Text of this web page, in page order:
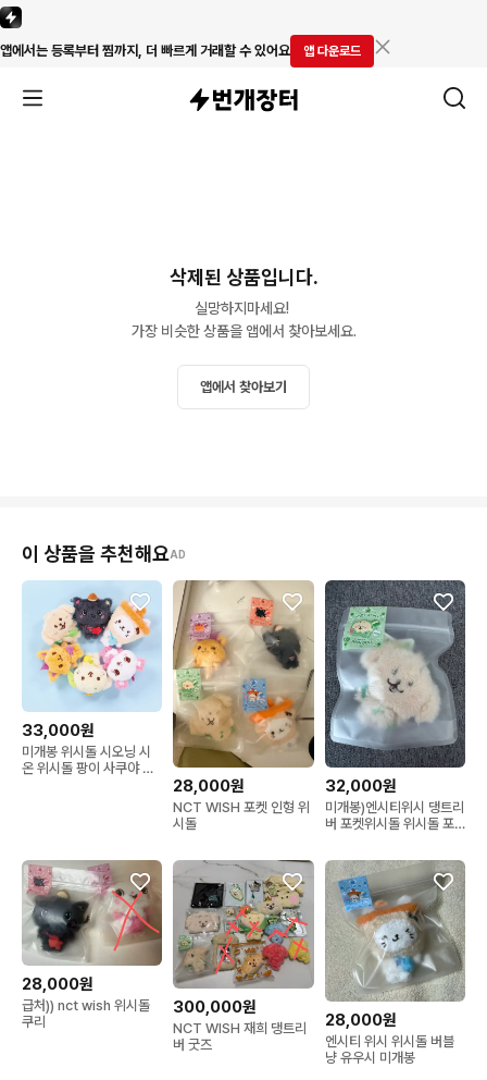
앱에서는 등록부터 찜까지, 더 빠르게 거래할 수 있어요 앱 다운로드
삭제된 상품입니다.
실망하지마세요!
가장 비슷한 상품을 앱에서 찾아보세요.
앱에서 찾아보기
이 상품을 추천해요AD
33,000원
미개봉 위시돌 시오닝 시
온 위시돌 팡이 사쿠야 엔
28,000원
NCT WISH 포켓 인형 위
시돌
32,000원
미개봉)엔시티위시 댕트리
버 포켓위시돌 위시돌 포
28,000원
급처)) nct wish 위시돌
쿠리
300,000원
NCT WISH 재희 댕트리
버 굿즈
28,000원
엔시티 위시 위시돌 버블
냥 유우시 미개봉